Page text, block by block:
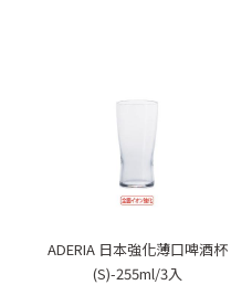
ADERIA 日本強化薄口啤酒杯
(S)-255ml/3入